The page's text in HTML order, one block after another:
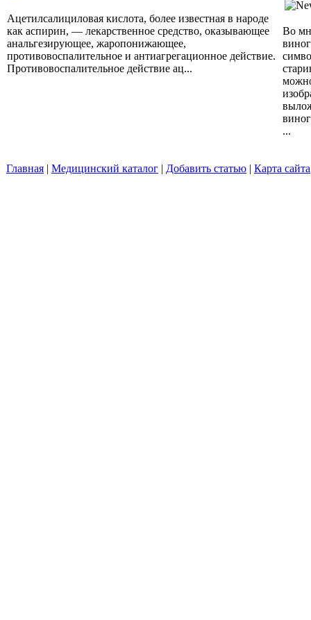
Ацетилсалициловая кислота, более известная в народе
как аспирин, — лекарственное средство, оказывающее
анальгезирующее, жаропонижающее,
противовоспалительное и антиагрегационное действие.
Противовоспалительное действие ац...
Во
...
Главная | Медицинский каталог | Добавить статью | Карта сайта